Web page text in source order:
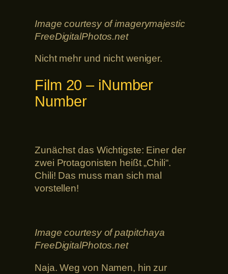
Image courtesy of imagerymajestic
FreeDigitalPhotos.net
Nicht mehr und nicht weniger.
Film 20 – iNumber
Number
Zunächst das Wichtigste: Einer der
zwei Protagonisten heißt „Chili“.
Chili! Das muss man sich mal
vorstellen!
Image courtesy of patpitchaya
FreeDigitalPhotos.net
Naja. Weg von Namen, hin zur